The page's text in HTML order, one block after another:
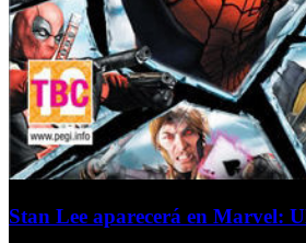
Stan Lee aparecerá en Marvel: